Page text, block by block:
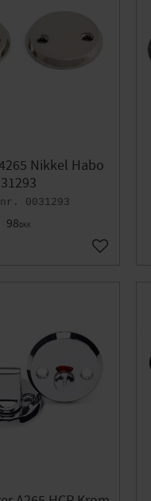
Nikkel Habo
31293
0031293
98DKK
Gem som